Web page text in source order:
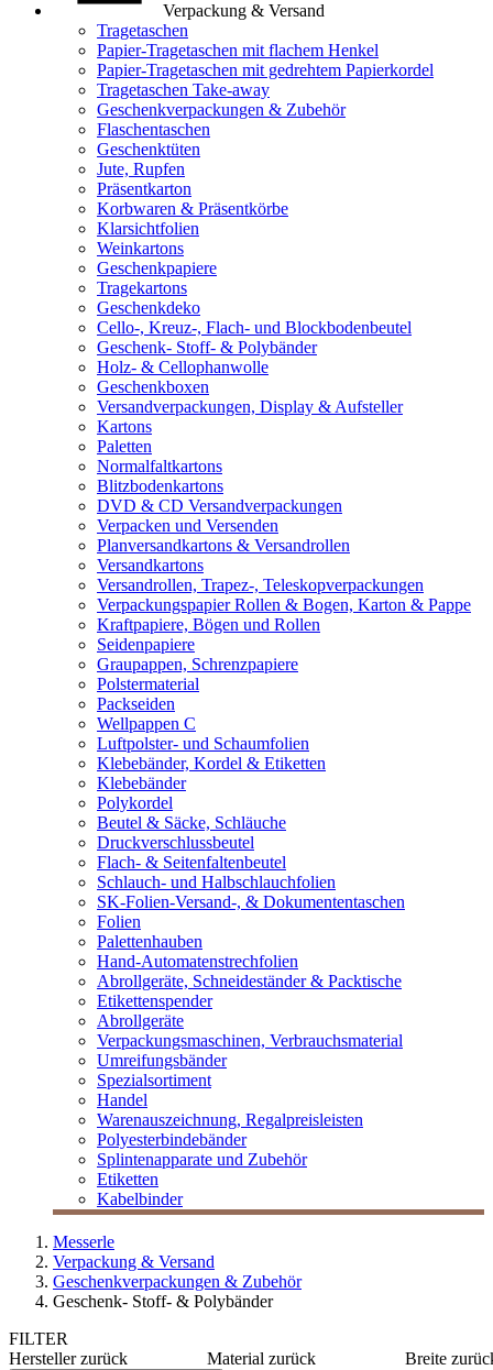
Verpackung & Versand
Tragetaschen
Papier-Tragetaschen mit flachem Henkel
Papier-Tragetaschen mit gedrehtem Papierkordel
Tragetaschen Take-away
Geschenkverpackungen & Zubehör
Flaschentaschen
Geschenktüten
Jute, Rupfen
Präsentkarton
Korbwaren & Präsentkörbe
Klarsichtfolien
Weinkartons
Geschenkpapiere
Tragekartons
Geschenkdeko
Cello-, Kreuz-, Flach- und Blockbodenbeutel
Geschenk- Stoff- & Polybänder
Holz- & Cellophanwolle
Geschenkboxen
Versandverpackungen, Display & Aufsteller
Kartons
Paletten
Normalfaltkartons
Blitzbodenkartons
DVD & CD Versandverpackungen
Verpacken und Versenden
Planversandkartons & Versandrollen
Versandkartons
Versandrollen, Trapez-, Teleskopverpackungen
Verpackungspapier Rollen & Bogen, Karton & Pappe
Kraftpapiere, Bögen und Rollen
Seidenpapiere
Graupappen, Schrenzpapiere
Polstermaterial
Packseiden
Wellpappen C
Luftpolster- und Schaumfolien
Klebebänder, Kordel & Etiketten
Klebebänder
Polykordel
Beutel & Säcke, Schläuche
Druckverschlussbeutel
Flach- & Seitenfaltenbeutel
Schlauch- und Halbschlauchfolien
SK-Folien-Versand-, & Dokumententaschen
Folien
Palettenhauben
Hand-Automatenstrechfolien
Abrollgeräte, Schneideständer & Packtische
Etikettenspender
Abrollgeräte
Verpackungsmaschinen, Verbrauchsmaterial
Umreifungsbänder
Spezialsortiment
Handel
Warenauszeichnung, Regalpreisleisten
Polyesterbindebänder
Splintenapparate und Zubehör
Etiketten
Kabelbinder
Messerle
Verpackung & Versand
Geschenkverpackungen & Zubehör
Geschenk- Stoff- & Polybänder
FILTER
Herstellerzurück
Material zurück
Breite